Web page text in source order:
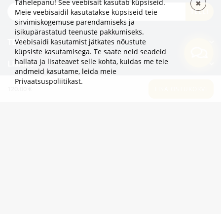
TELLI
TEAVE
LISAKS
KATEGOORIAD
Tähelepanu! See veebisait kasutab küpsiseid.
Meie veebisaidil kasutatakse küpsiseid teie
sirvimiskogemuse parendamiseks ja
isikupärastatud teenuste pakkumiseks.
Veebisaidi kasutamist jätkates nõustute
küpsiste kasutamisega. Te saate neid seadeid
hallata ja lisateavet selle kohta, kuidas me teie
andmeid kasutame, leida meie
Privaatsuspoliitikast.
✖